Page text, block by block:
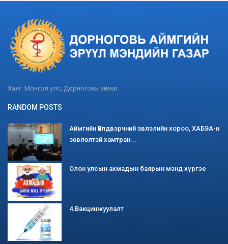
Хаяг: Монгол улс, Дорноговь аймаг
RANDOM POSTS
Аймгийн Үйлдвэрчний эвлэлийн хороо, ХАБЭА-н
зөвлөлтэй хамтран...
Олон улсын ахмадын баярын мэнд хүргэе
4.Вакцинжуулалт